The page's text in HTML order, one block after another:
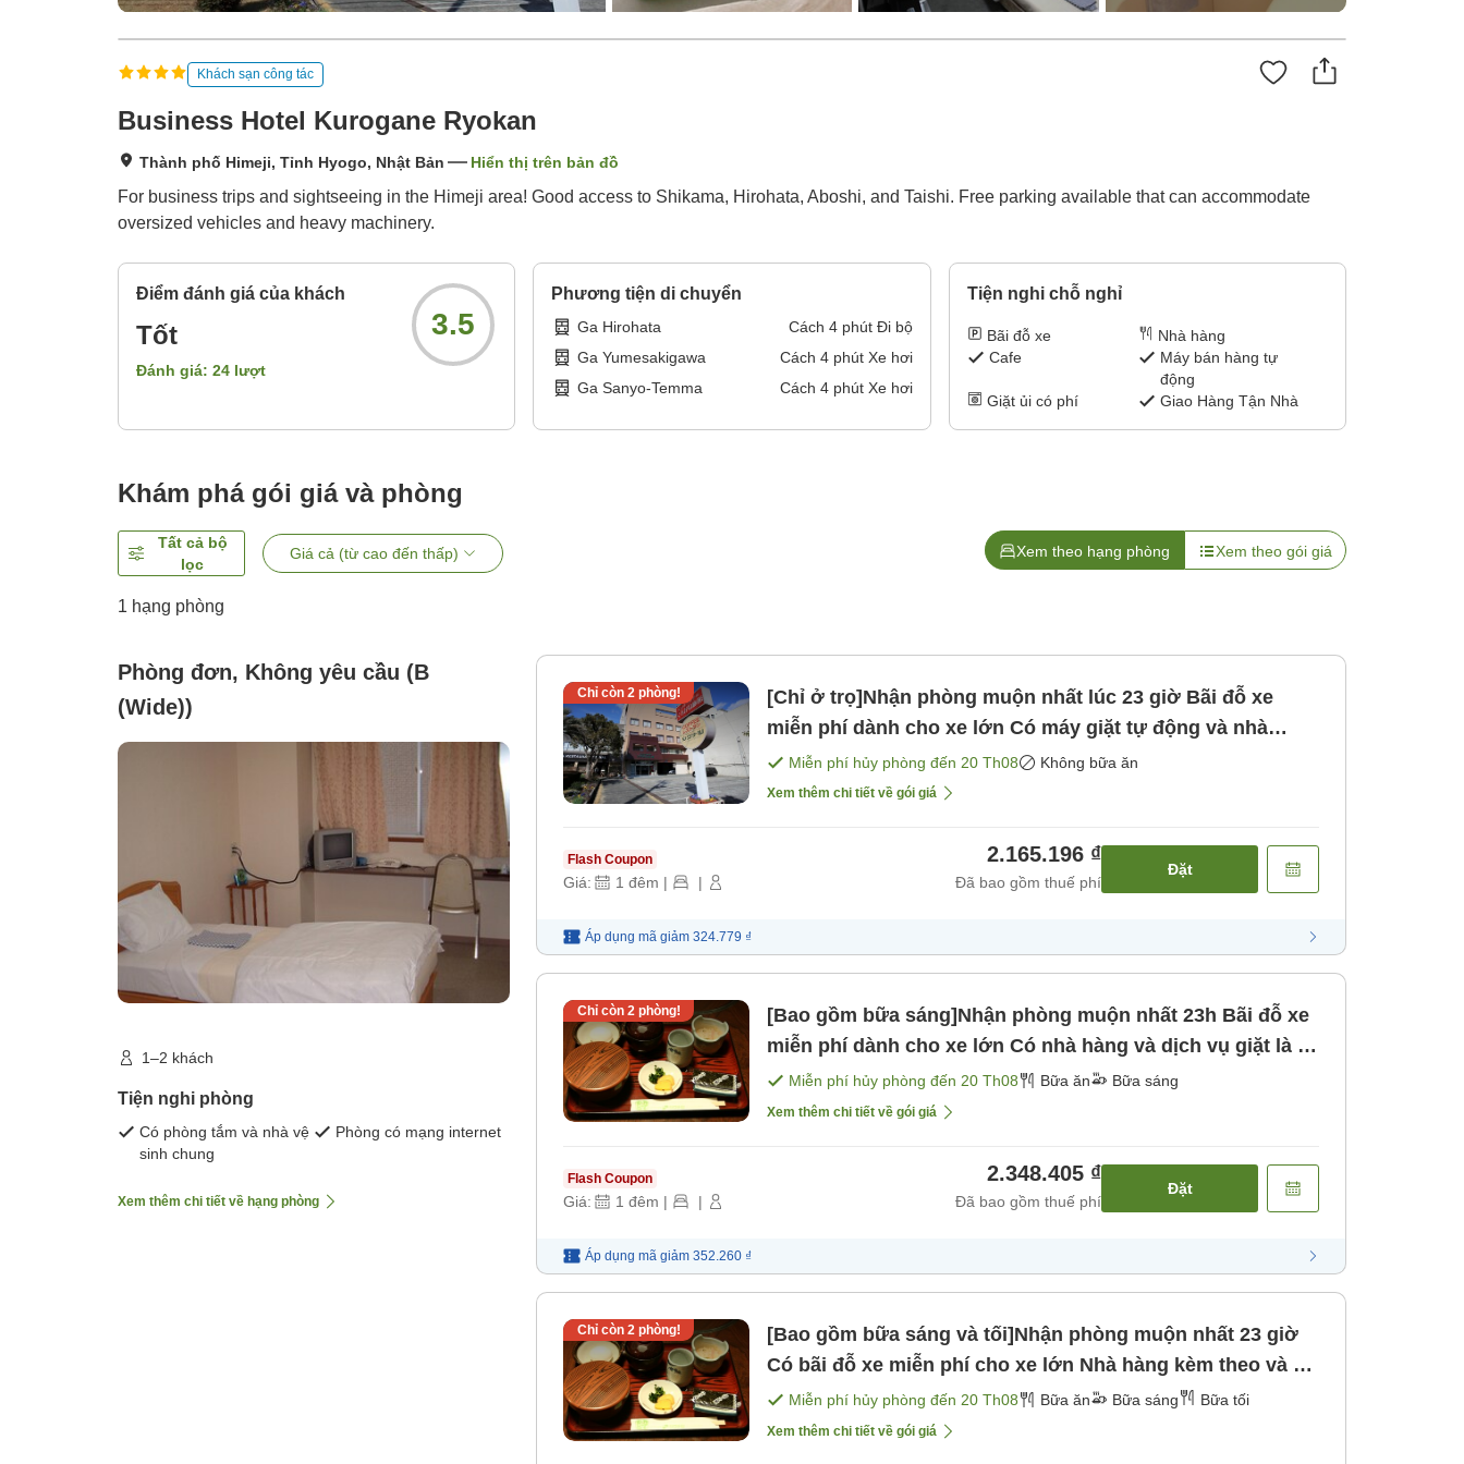
Khách sạn công tác
Business Hotel Kurogane Ryokan
Thành phố Himeji, Tỉnh Hyogo, Nhật Bản Hiển thị trên bản đồ
For business trips and sightseeing in the Himeji area! Good access to Shikama, Hirohata, Aboshi, and Taishi. Free parking available that can accommodate
oversized vehicles and heavy machinery.
Điểm đánh giá của khách
Tốt
Đánh giá: 24 lượt
3.5
Phương tiện di chuyển
Ga Hirohata Cách 4phút Đi bộ
Ga Yumesakigawa
Cách 4phút Xe hơi
Ga Sanyo-Temma
Cách 4phút Xe hơi
Tiện nghi chỗ nghỉ
Bãi đỗ xe
Nhà hàng
Cafe
Máy bán hàng tự
động
Giặt ủi có phí
Giao Hàng Tận Nhà
Khám phá gói giá và phòng
Tất cả bộ
lọc
Giá cả (từ cao đến thấp) Xem theo hạng phòng Xem theo gói giá
1 hạng phòng
Phòng đơn, Không yêu cầu (B
(Wide))
1–2 khách
Tiện nghi phòng
Có phòng tắm và nhà vệ
sinh chung
Phòng có mạng internet
Xem thêm chi tiết về hạng phòng
Chỉ còn 2phòng!
[Chỉ ở trọ]Nhận phòng muộn nhất lúc 23 giờ Bãi đỗ xe
miễn phí dành cho xe lớn Có máy giặt tự động và nhà
hàng đi kèm [Không bao gồm bữa ăn]
Miễn phí hủy phòng đến 20 Th08 Không bữa ăn
Xem thêm chi tiết về gói giá
Flash Coupon
Giá: 1 đêm | |
2.165.196 ₫
Đã bao gồm thuế phí
Đặt
Áp dụng mã giảm 324.779 ₫
Chỉ còn 2phòng!
[Bao gồm bữa sáng]Nhận phòng muộn nhất 23h Bãi đỗ xe
miễn phí dành cho xe lớn Có nhà hàng và dịch vụ giặt là tự
động [Bữa sáng]
Miễn phí hủy phòng đến 20 Th08 Bữa ăn Bữa sáng
Xem thêm chi tiết về gói giá
Flash Coupon
Giá: 1 đêm | |
2.348.405 ₫
Đã bao gồm thuế phí
Đặt
Áp dụng mã giảm 352.260 ₫
Chỉ còn 2phòng!
[Bao gồm bữa sáng và tối]Nhận phòng muộn nhất 23 giờ
Có bãi đỗ xe miễn phí cho xe lớn Nhà hàng kèm theo và có
máy giặt tự động [Bữa sáng] [Bữa tối]
Miễn phí hủy phòng đến 20 Th08 Bữa ăn Bữa sáng Bữa tối
Xem thêm chi tiết về gói giá